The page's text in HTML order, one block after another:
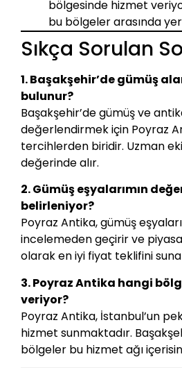
bölgesinde hizmet
bu bölgeler arasında yer
Sıkça Sorulan
1. Başakşehir’de gümüş
bulunur?
Başakşehir’de gümüş ve
değerlendirmek için Poyraz
tercihlerden biridir. Uzman
değerinde alır.
2. Gümüş eşyalarımın
belirleniyor?
Poyraz Antika, gümüş
incelemeden geçirir ve
olarak en iyi fiyat teklifini
3. Poyraz Antika hangi
veriyor?
Poyraz Antika, İstanbul’un
hizmet sunmaktadır.
bölgeler bu hizmet ağı